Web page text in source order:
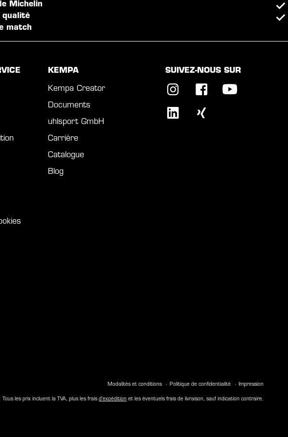
Michelin
qualité
match
KEMPA
Kempa Creator
Documents
uhlsport GmbH
Carrière
Catalogue
Blog
SUIVEZ-NOUS SUR
Modalités et conditions Politique de confidentialité Impression
Tous les prix incluent la TVA, plus les frais d'expédition et les éventuels frais de livraison, sauf indication contraire.